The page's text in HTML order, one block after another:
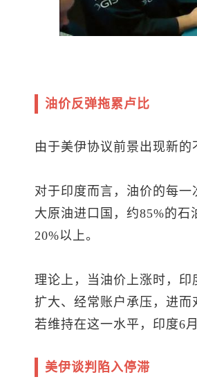
油价反弹拖累卢比
由于美伊协议前景出现新
对于印度而言，油价的每
大原油进口国，约85%的
20%以上。
理论上，当油价上涨时，
扩大、经常账户承压，进
若维持在这一水平，印度6
美伊谈判陷入停滞